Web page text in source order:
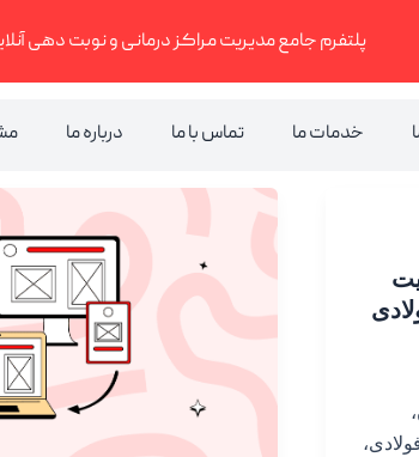
پلتفرم جامع مدیریت مراکز درمانی و نوبت دهی
خدمات ما تماس با ما درباره ما